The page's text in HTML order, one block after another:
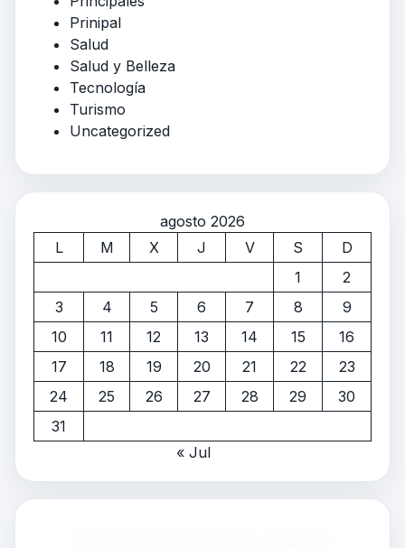
Prinipal
Salud
Salud y Belleza
Tecnología
Turismo
Uncategorized
agosto 2026
L
M X J V S
D
1
2
3
4 5 6 7 8
9
10
11 12 13 14 15
16
17
18 19 20 21 22
23
24
25 26 27 28 29
30
31
« Jul